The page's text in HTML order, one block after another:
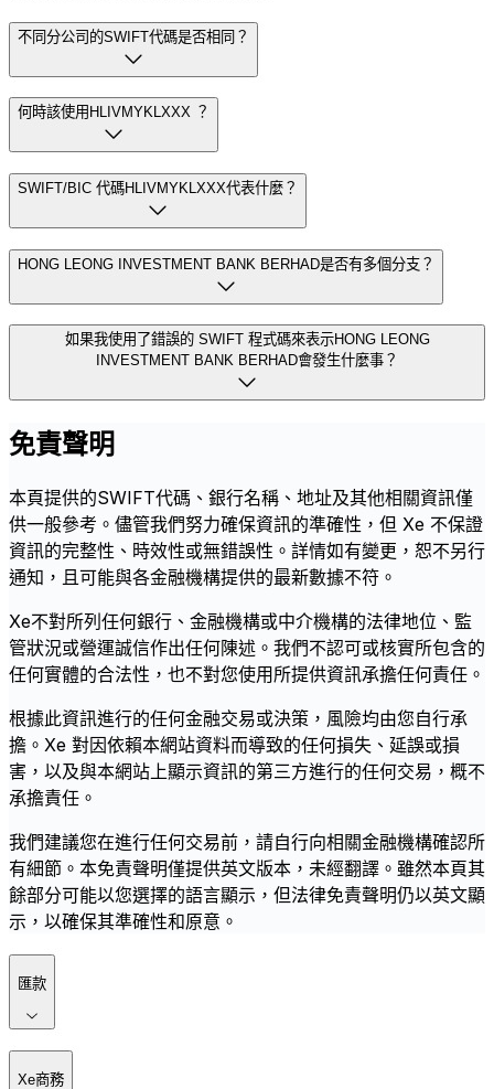
不同分公司的SWIFT代碼是否相同？
何時該使用HLIVMYKLXXX ？
SWIFT/BIC 代碼HLIVMYKLXXX代表什麼？
HONG LEONG INVESTMENT BANK BERHAD是否有多個分支？
如果我使用了錯誤的 SWIFT 程式碼來表示HONG LEONG
INVESTMENT BANK BERHAD會發生什麼事？
免責聲明
本頁提供的SWIFT代碼、銀行名稱、地址及其他相關資訊僅
供一般參考。儘管我們努力確保資訊的準確性，但 Xe 不保證
資訊的完整性、時效性或無錯誤性。詳情如有變更，恕不另行
通知，且可能與各金融機構提供的最新數據不符。
Xe不對所列任何銀行、金融機構或中介機構的法律地位、監
管狀況或營運誠信作出任何陳述。我們不認可或核實所包含的
任何實體的合法性，也不對您使用所提供資訊承擔任何責任。
根據此資訊進行的任何金融交易或決策，風險均由您自行承
擔。Xe 對因依賴本網站資料而導致的任何損失、延誤或損
害，以及與本網站上顯示資訊的第三方進行的任何交易，概不
承擔責任。
我們建議您在進行任何交易前，請自行向相關金融機構確認所
有細節。本免責聲明僅提供英文版本，未經翻譯。雖然本頁其
餘部分可能以您選擇的語言顯示，但法律免責聲明仍以英文顯
示，以確保其準確性和原意。
匯款
Xe商務